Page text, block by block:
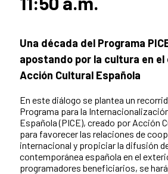
Una década del Programa
apostando por la cultura en
Acción Cultural Española
En este diálogo se plantea un
Programa para la
Española (PICE), creado por Acción
para favorecer las relaciones de
internacional y propiciar la difusión
contemporánea española en el
programadores beneficiarios, se hará